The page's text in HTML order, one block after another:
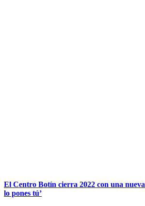
El Centro Botín cierra 2022 con una nueva
lo pones tú’